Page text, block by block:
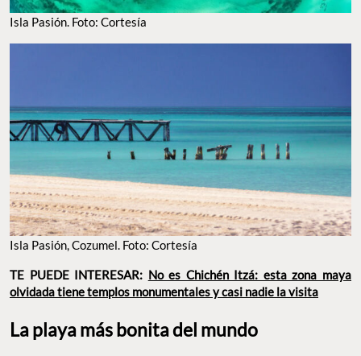
Isla Pasión. Foto: Cortesía
Isla Pasión, Cozumel. Foto: Cortesía
TE PUEDE INTERESAR: No es Chichén Itzá: esta zona maya
olvidada tiene templos monumentales y casi nadie la visita
La playa más bonita del mundo